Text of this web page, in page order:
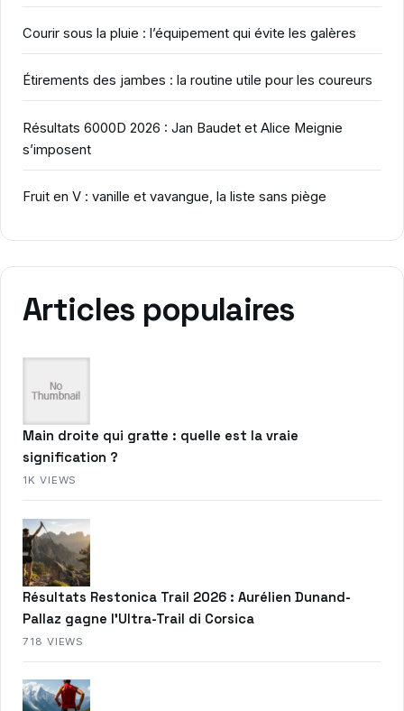
Courir sous la pluie : l’équipement qui évite les galères
Étirements des jambes : la routine utile pour les coureurs
Résultats 6000D 2026 : Jan Baudet et Alice Meignie
s’imposent
Fruit en V : vanille et vavangue, la liste sans piège
Articles populaires
Main droite qui gratte : quelle est la vraie
signification ?
1K VIEWS
Résultats Restonica Trail 2026 : Aurélien Dunand-
Pallaz gagne l’Ultra-Trail di Corsica
718 VIEWS